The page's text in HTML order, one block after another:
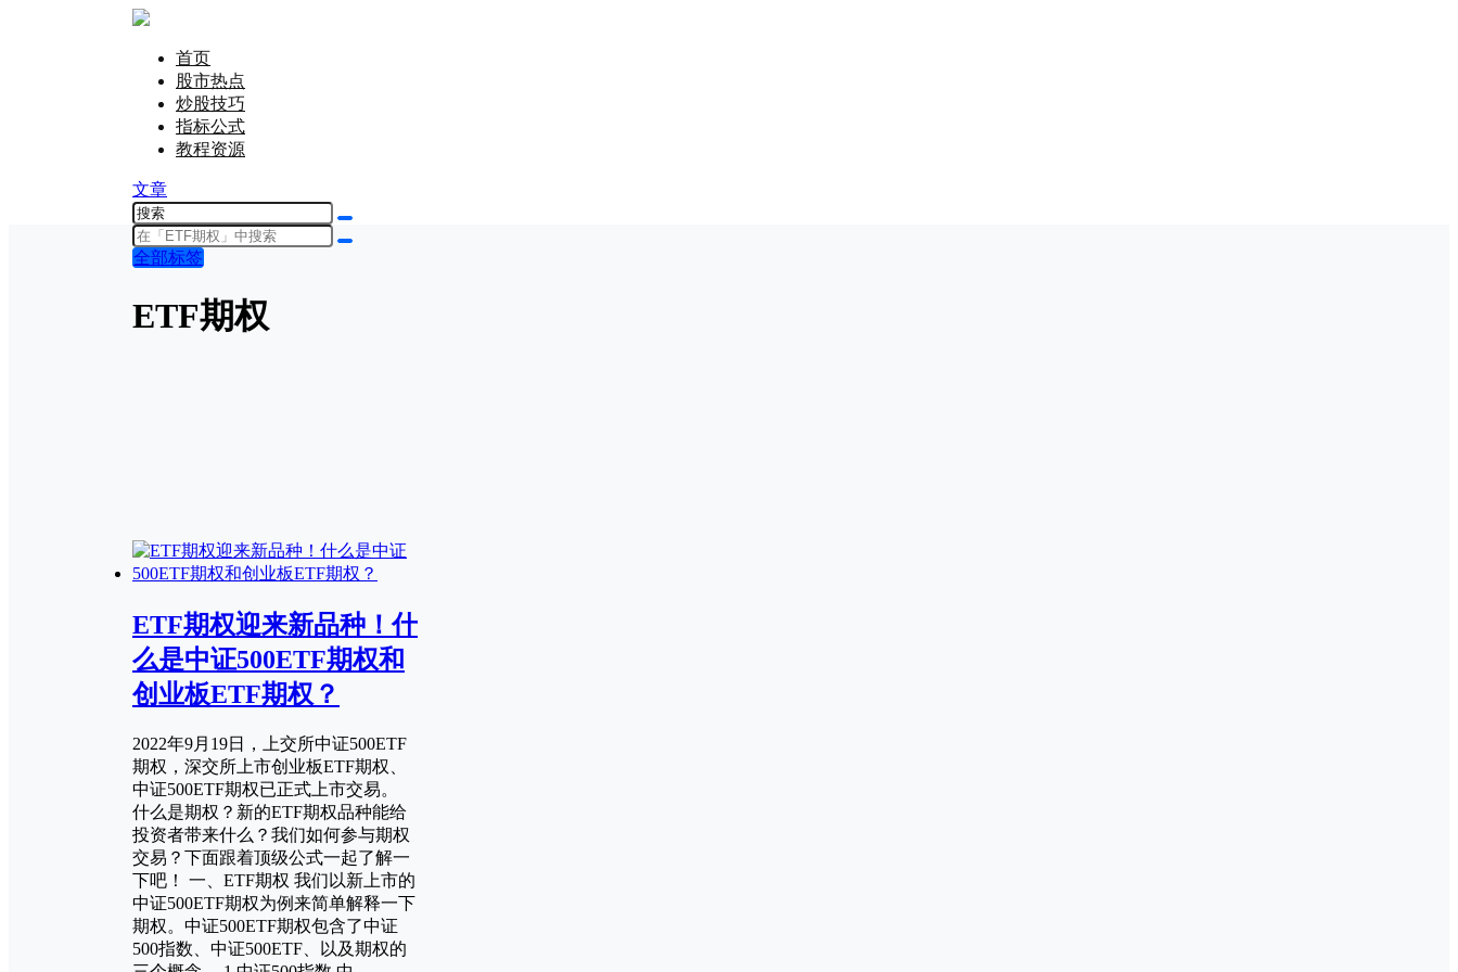
首页
股市热点
炒股技巧
指标公式
教程资源
文章
全部标签
ETF期权
ETF期权迎来新品种！什
么是中证500ETF期权和
创业板ETF期权？
2022年9月19日，上交所中证500ETF
期权，深交所上市创业板ETF期权、
中证500ETF期权已正式上市交易。
什么是期权？新的ETF期权品种能给
投资者带来什么？我们如何参与期权
交易？下面跟着顶级公式一起了解一
下吧！ 一、ETF期权 我们以新上市的
中证500ETF期权为例来简单解释一下
期权。中证500ETF期权包含了中证
500指数、中证500ETF、以及期权的